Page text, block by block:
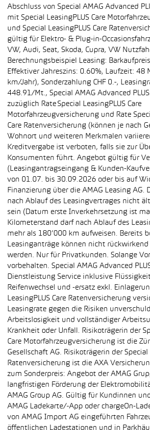
Abschluss von Special AMAG Advanced
mit Special LeasingPLUS Care
und Special LeasingPLUS Care
gültig für Elektro- & Plug-in-
VW, Audi, Seat, Skoda, Cupra, VW
Berechnungsbeispiel Leasing:
Effektiver Jahreszins: 0.60%, Laufzeit: 48
km/Jahr), Sonderzahlung CHF 0.-,
448.91/Mt., Special AMAG Advanced
zuzüglich Rate Special LeasingPLUS Care
Motorfahrzeugversicherung und Rate
Care Ratenversicherung (können je nach
Wohnort und weiteren Merkmalen
Kreditvergabe ist verboten, falls sie zur
Konsumenten führt. Angebot gültig für
(Leasingantragseingang & Kunden-
von 01.07. bis 30.09.2026 oder bis auf
Finanzierung über die AMAG Leasing AG.
nach Ablauf des Leasingvertrages nicht
sein (Datum erste Inverkehrsetzung ist
Kilometerstand darf nach Ablauf des
mehr als 180’000 km aufweisen. Bereits
Leasinganträge können nicht rückwirkend
werden. Nur für Privatkunden. Solange
vorbehalten. Special AMAG Advanced
Dienstleistung Service inklusive
Reifenwechsel und -ersatz exkl.
LeasingPLUS Care Ratenversicherung
Leasingrate gegen die Risiken
Arbeitslosigkeit und vollständiger
Krankheit oder Unfall. Risikoträgerin der
Care Motorfahrzeugversicherung ist die
Gesellschaft AG. Risikoträgerin der Special
Ratenversicherung ist die AXA
zum Sonderpreis: Angebot der AMAG
langfristigen Förderung der
AMAG Group AG. Gültig für Kundinnen
AMAG Ladekarte/-App oder chargeOn-
von AMAG Import AG eingeführten
öffentlichen Ladestationen und in